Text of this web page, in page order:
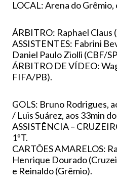
LOCAL: Arena do
ÁRBITRO: Raphael Claus
ASSISTENTES: Fabrini
Daniel Paulo Ziolli (CBF/
ÁRBITRO DE VÍDEO:
FIFA/PB).
GOLS: Bruno Rodrigues,
/ Luis Suárez, aos 33min
ASSISTÊNCIA –
1ºT.
CARTÕES AMARELOS:
Henrique Dourado
e Reinaldo (Grêmio).